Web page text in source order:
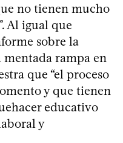
no tienen mucho
Al igual que
sobre la
rampa en
que “el proceso
y que tienen
educativo
y